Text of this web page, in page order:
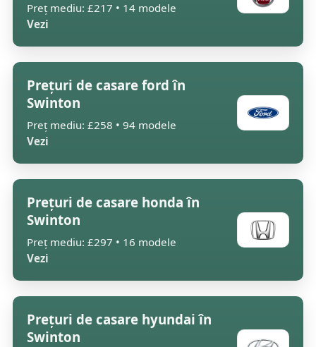
Preț mediu: £217 • 14 modele
Vezi
Prețuri de casare ford în
Swinton
Preț mediu: £258 • 94 modele
Vezi
Prețuri de casare honda în
Swinton
Preț mediu: £297 • 16 modele
Vezi
Prețuri de casare hyundai în
Swinton